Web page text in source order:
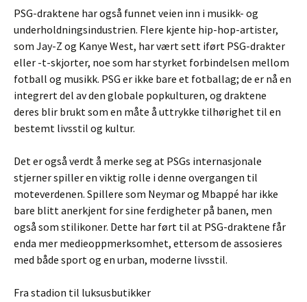
PSG-draktene har også funnet veien inn i musikk- og
underholdningsindustrien. Flere kjente hip-hop-artister,
som Jay-Z og Kanye West, har vært sett iført PSG-drakter
eller -t-skjorter, noe som har styrket forbindelsen mellom
fotball og musikk. PSG er ikke bare et fotballag; de er nå en
integrert del av den globale popkulturen, og draktene
deres blir brukt som en måte å uttrykke tilhørighet til en
bestemt livsstil og kultur.
Det er også verdt å merke seg at PSGs internasjonale
stjerner spiller en viktig rolle i denne overgangen til
moteverdenen. Spillere som Neymar og Mbappé har ikke
bare blitt anerkjent for sine ferdigheter på banen, men
også som stilikoner. Dette har ført til at PSG-draktene får
enda mer medieoppmerksomhet, ettersom de assosieres
med både sport og en urban, moderne livsstil.
Fra stadion til luksusbutikker